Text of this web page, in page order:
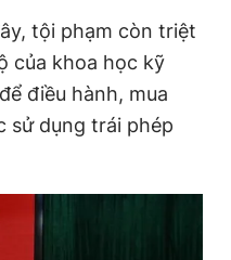
tội phạm còn triệt
của khoa học kỹ
điều hành, mua
sử dụng trái phép